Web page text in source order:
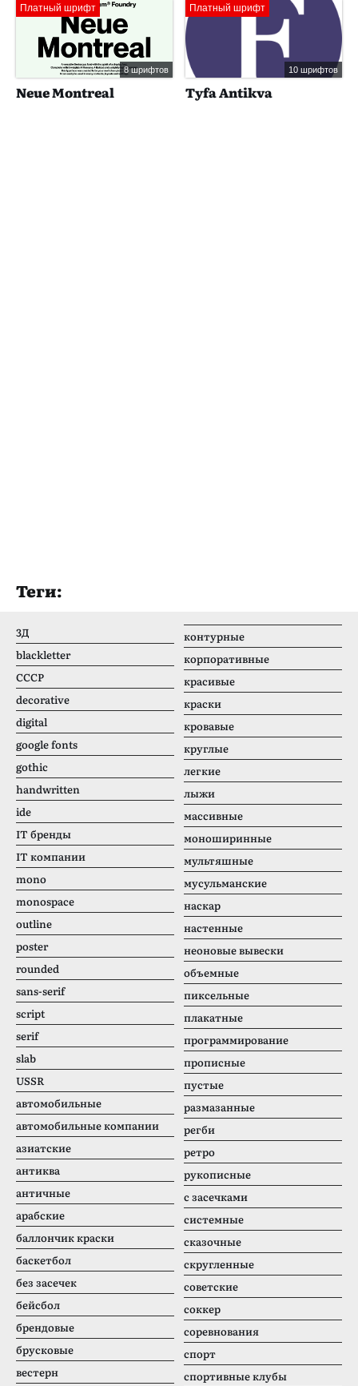
Платный шрифт
8 шрифтов
Neue Montreal
Платный шрифт
10 шрифтов
Tyfa Antikva
Теги:
3Д
blackletter
CCCР
decorative
digital
google fonts
gothic
handwritten
ide
IT бренды
IT компании
mono
monospace
outline
poster
rounded
sans-serif
script
serif
slab
USSR
автомобильные
автомобильные компании
азиатские
антиква
античные
арабские
баллончик краски
баскетбол
без засечек
бейсбол
брендовые
брусковые
вестерн
контурные
корпоративные
красивые
краски
кровавые
круглые
легкие
лыжи
массивные
моноширинные
мультяшные
мусульманские
наскар
настенные
неоновые вывески
объемные
пиксельные
плакатные
программирование
прописные
пустые
размазанные
регби
ретро
рукописные
с засечками
системные
сказочные
скругленные
советские
соккер
соревнования
спорт
спортивные клубы